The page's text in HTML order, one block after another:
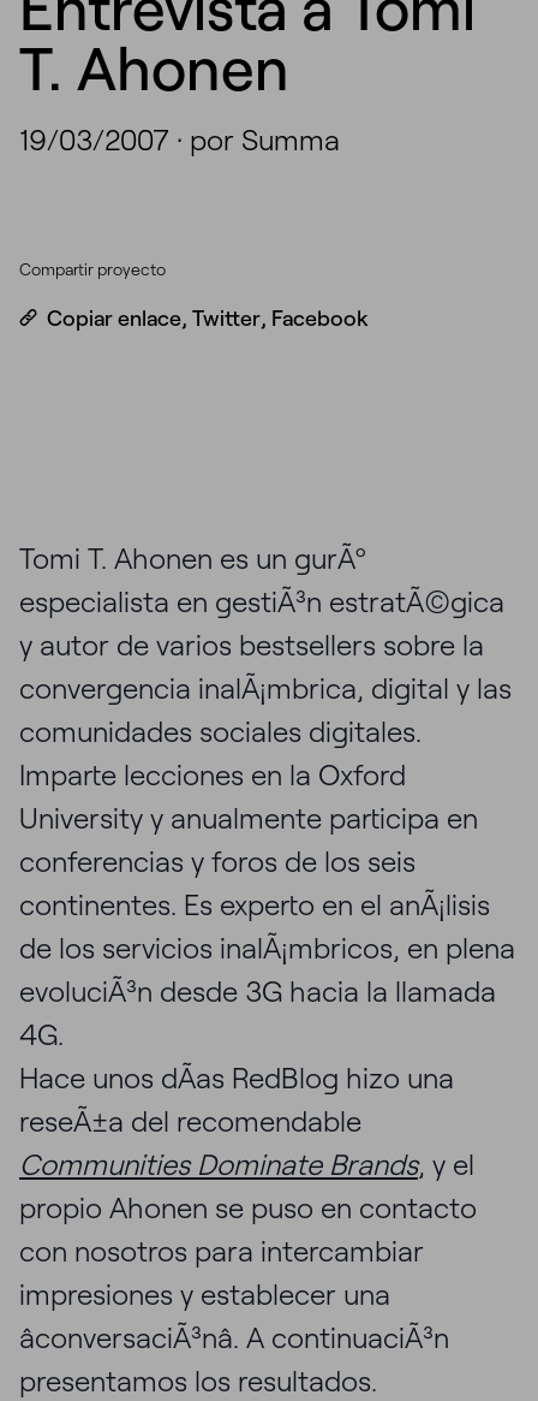
T. Ahonen
19/03/2007 · por Summa
Compartir proyecto
Copiar enlace, Twitter, Facebook
Tomi T. Ahonen es un gurÃº
especialista en gestiÃ³n estratÃ©gica
y autor de varios bestsellers sobre la
convergencia inalÃ¡mbrica, digital y las
comunidades sociales digitales.
Imparte lecciones en la Oxford
University y anualmente participa en
conferencias y foros de los seis
continentes. Es experto en el anÃ¡lisis
de los servicios inalÃ¡mbricos, en plena
evoluciÃ³n desde 3G hacia la llamada
4G.
Hace unos dÃ­as RedBlog hizo una
reseÃ±a del recomendable
Communities Dominate Brands, y el
propio Ahonen se puso en contacto
con nosotros para intercambiar
impresiones y establecer una
âconversaciÃ³nâ. A continuaciÃ³n
presentamos los resultados.